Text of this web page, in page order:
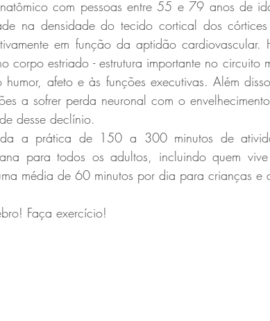
com pessoas entre 55 e 79 anos de
na densidade do tecido cortical dos
em função da aptidão cardiovascular.
corpo estriado - estrutura importante no circuito
afeto e às funções executivas. Além
a sofrer perda neuronal com o
desse declínio.
a prática de 150 a 300 minutos de
para todos os adultos, incluindo quem
média de 60 minutos por dia para crianças e
Faça exercício!